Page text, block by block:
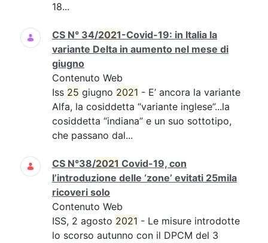
18...
CS N° 34/2021-Covid-19: in Italia la
variante Delta in aumento nel mese di
giugno
Contenuto Web
Iss 25 giugno 2021 - E’ ancora la variante
Alfa, la cosiddetta “variante inglese”...la
cosiddetta “indiana” e un suo sottotipo,
che passano dal...
CS N°38/2021 Covid-19, con
l’introduzione delle ‘zone’ evitati 25mila
ricoveri solo
Contenuto Web
ISS, 2 agosto 2021 - Le misure introdotte
lo scorso autunno con il DPCM del 3